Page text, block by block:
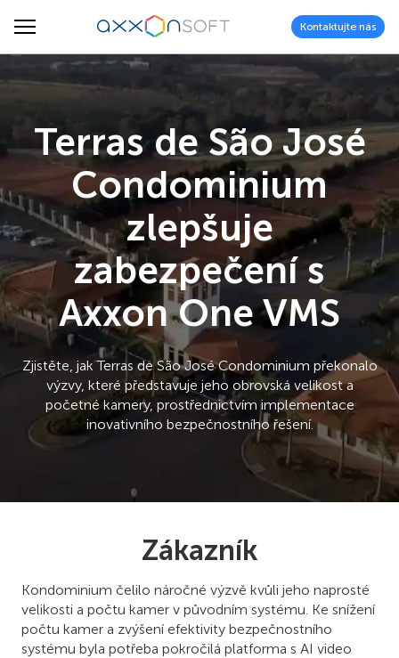
Kontaktujte nás
Terras de São José
Condominium
zlepšuje
zabezpečení s
Axxon One VMS
Zjistěte, jak Terras de São José Condominium překonalo
výzvy, které představuje jeho obrovská velikost a
početné kamery, prostřednictvím implementace
inovativního bezpečnostního řešení.
Zákazník
Kondominium čelilo náročné výzvě kvůli jeho naprosté
velikosti a počtu kamer v původním systému. Ke snížení
počtu kamer a zvýšení efektivity bezpečnostního
systému byla potřeba pokročilá platforma s AI video